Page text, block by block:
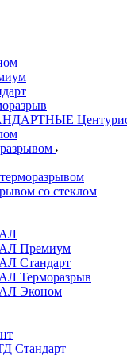
со стеклом
Премиум
Стандарт
Терморазрыв
Эконом
Стандарт